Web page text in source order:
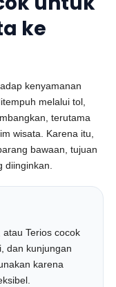
ke
kenyamanan
melalui tol,
terutama
wisata. Karena itu,
bawaan, tujuan
Terios cocok
dan kunjungan
karena